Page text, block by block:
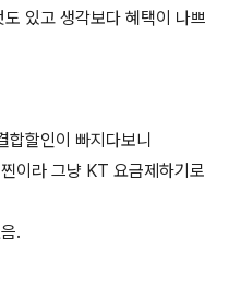
있고 생각보다 혜택이 나쁘
합할인이 빠지다보니
이라 그냥 KT 요금제하기로
.